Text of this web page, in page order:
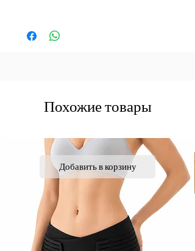
Похожие товары
Добавить в корзину